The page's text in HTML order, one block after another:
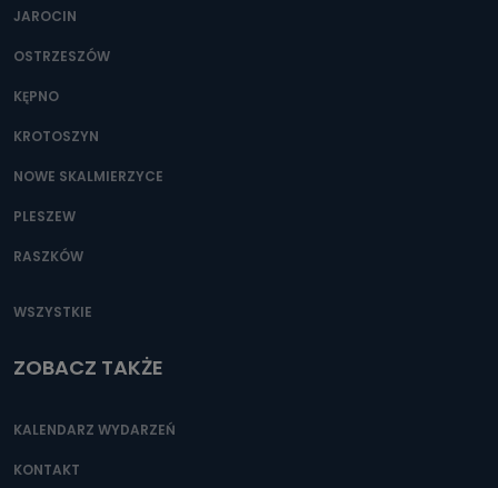
JAROCIN
OSTRZESZÓW
KĘPNO
KROTOSZYN
NOWE SKALMIERZYCE
PLESZEW
RASZKÓW
WSZYSTKIE
ZOBACZ TAKŻE
KALENDARZ WYDARZEŃ
KONTAKT